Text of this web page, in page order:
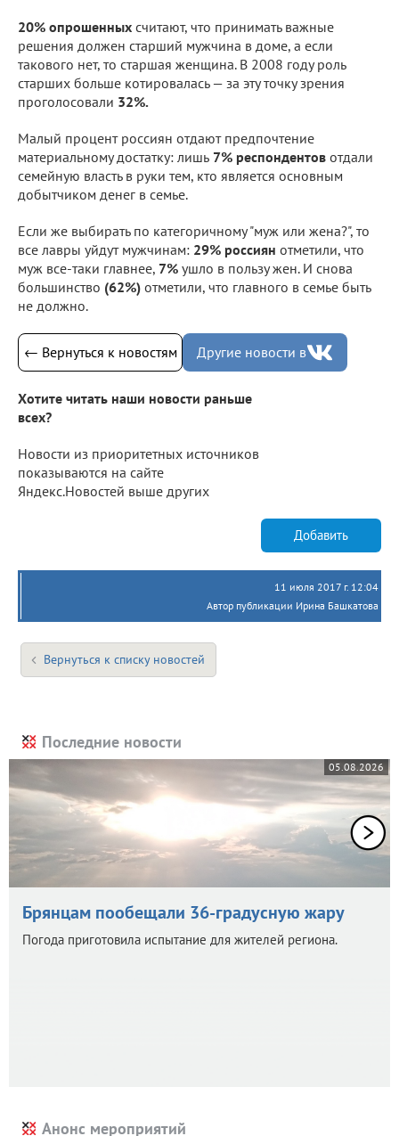
20% опрошенных считают, что принимать важные
решения должен старший мужчина в доме, а если
такового нет, то старшая женщина. В 2008 году роль
старших больше котировалась — за эту точку зрения
проголосовали 32%.
Малый процент россиян отдают предпочтение
материальному достатку: лишь 7% респондентов отдали
семейную власть в руки тем, кто является основным
добытчиком денег в семье.
Если же выбирать по категоричному "муж или жена?", то
все лавры уйдут мужчинам: 29% россиян отметили, что
муж все-таки главнее, 7% ушло в пользу жен. И снова
большинство (62%) отметили, что главного в семье быть
не должно.
← Вернуться к новостям Другие новости в
Хотите читать наши новости раньше
всех?
Новости из приоритетных источников
показываются на сайте
Яндекс.Новостей выше других
Добавить
11 июля 2017 г. 12:04
Автор публикации Ирина Башкатова
Вернуться к списку новостей
Последние новости
05.08.2026
Брянцам пообещали 36-градусную жару
Погода приготовила испытание для жителей региона.
Анонс мероприятий